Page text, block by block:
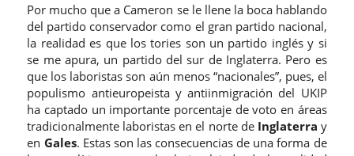
Por mucho que a Cameron se le llene la boca hablando
del partido conservador como el gran partido nacional,
la realidad es que los tories son un partido inglés y si
se me apura, un partido del sur de Inglaterra. Pero es
que los laboristas son aún menos “nacionales”, pues, el
populismo antieuropeista y antiinmigración del UKIP
ha captado un importante porcentaje de voto en áreas
tradicionalmente laboristas en el norte de Inglaterra y
en Gales. Estas son las consecuencias de una forma de